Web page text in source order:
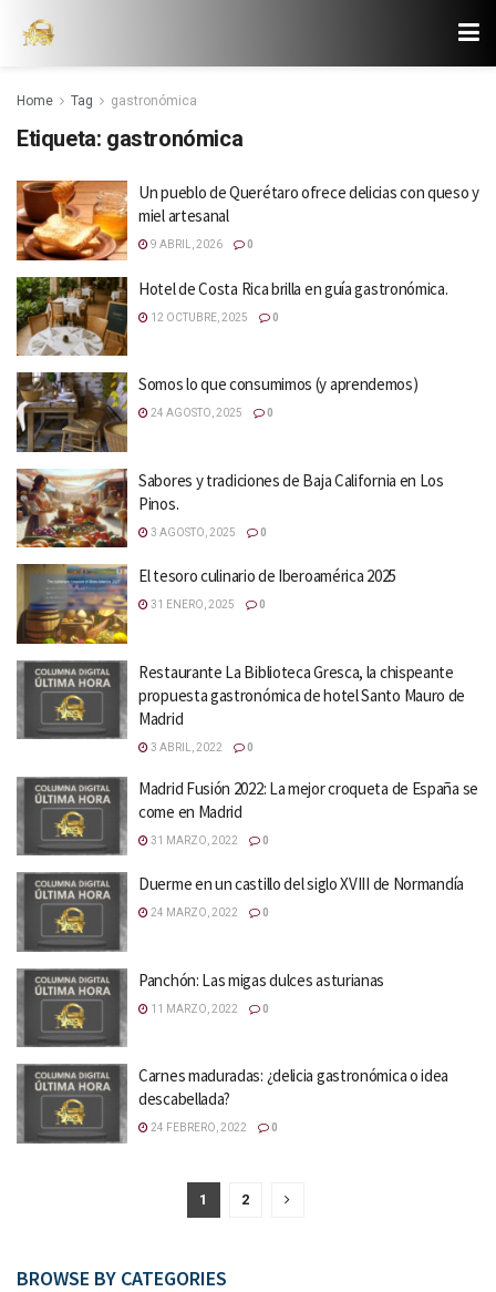
Home Tag gastronómica
Etiqueta: gastronómica
Un pueblo de Querétaro ofrece delicias con queso y
miel artesanal
9 ABRIL, 2026 0
Hotel de Costa Rica brilla en guía gastronómica.
12 OCTUBRE, 2025 0
Somos lo que consumimos (y aprendemos)
24 AGOSTO, 2025 0
Sabores y tradiciones de Baja California en Los
Pinos.
3 AGOSTO, 2025 0
El tesoro culinario de Iberoamérica 2025
31 ENERO, 2025 0
Restaurante La Biblioteca Gresca, la chispeante
propuesta gastronómica de hotel Santo Mauro de
Madrid
3 ABRIL, 2022 0
Madrid Fusión 2022: La mejor croqueta de España se
come en Madrid
31 MARZO, 2022 0
Duerme en un castillo del siglo XVIII de Normandía
24 MARZO, 2022 0
Panchón: Las migas dulces asturianas
11 MARZO, 2022 0
Carnes maduradas: ¿delicia gastronómica o idea
descabellada?
24 FEBRERO, 2022 0
1 2
BROWSE BY CATEGORIES